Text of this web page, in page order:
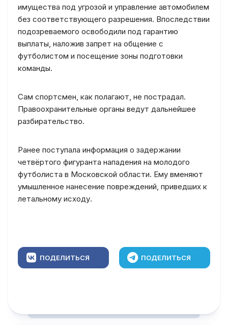
имущества под угрозой и управление автомобилем
без соответствующего разрешения. Впоследствии
подозреваемого освободили под гарантию
выплаты, наложив запрет на общение с
футболистом и посещение зоны подготовки
команды.
Сам спортсмен, как полагают, не пострадал.
Правоохранительные органы ведут дальнейшее
разбирательство.
Ранее поступала информация о задержании
четвёртого фигуранта нападения на молодого
футболиста в Московской области. Ему вменяют
умышленное нанесение повреждений, приведших к
летальному исходу.
ПОДЕЛИТЬСЯ ПОДЕЛИТЬСЯ